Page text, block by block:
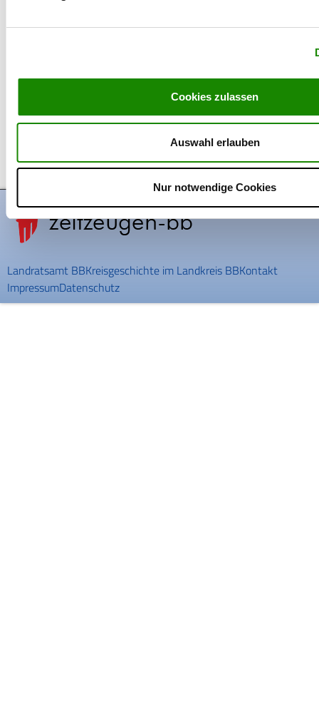
Cookies zulassen
Auswahl erlauben
Nur notwendige Cookies
Tieffliegerangriff auf Herrenberg
einen der ersten Tieffliegerangriffe auf
Landratsamt BBKreisgeschichte im Landkreis BBKontakt
ImpressumDatenschutz